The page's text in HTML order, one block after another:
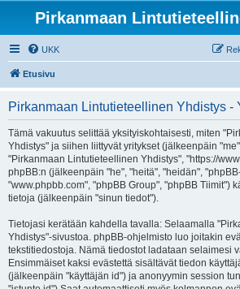
Pirkanmaan
UKK
Etusivu
Pirkanmaan Lintutieteellinen Yhdistys -
Tämä vakuutus selittää yksityiskohtaisesti, miten
Yhdistys" ja siihen liittyvät yritykset (jälkeenpäin
"Pirkanmaan Lintutieteellinen Yhdistys", "https://
phpBB:n (jälkeenpäin "he", "heitä", "heidän",
"www.phpbb.com", "phpBB Group", "phpBB Tiimit")
tietoja (jälkeenpäin "sinun tiedot").
Tietojasi kerätään kahdella tavalla: Selaamalla
Yhdistys"-sivustoa. phpBB-ohjelmisto luo joitakin
tekstitiedostoja. Nämä tiedostot ladataan selaimesi
Ensimmäiset kaksi evästettä sisältävät tiedon
(jälkeenpäin "käyttäjän id") ja anonyymin session